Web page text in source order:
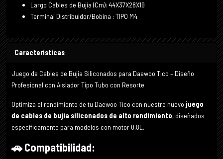
Largo Cables de Bujía (Cm): 44X37X28X19
Terminal Distribuidor/Bobina : TIPO M4
Características
Juego de Cables de Bujía Siliconados para Daewoo Tico – Diseño
Profesional con Aislador Tipo Tubo con Resorte
Optimiza el rendimiento de tu Daewoo Tico con nuestro nuevo juego
de cables de bujía siliconados de alto rendimiento, diseñados
específicamente para modelos con motor 0.8L.
🚗 Compatibilidad: